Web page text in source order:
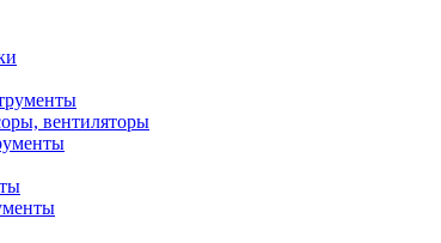
вентиляторы